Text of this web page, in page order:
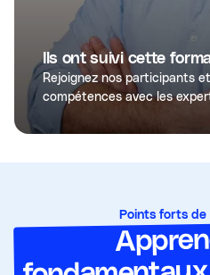
Ils ont suivi cette
Rejoignez nos participants
compétences avec les
Points forts de